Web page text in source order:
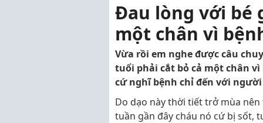
Đau lòng với bé
một chân vì
Vừa rồi em nghe được câu
tuổi phải cắt bỏ cả một chân
cứ nghĩ bệnh chỉ đến với
Do dạo này thời tiết trở mùa
tuần gần đây cháu nó cứ bị sốt,